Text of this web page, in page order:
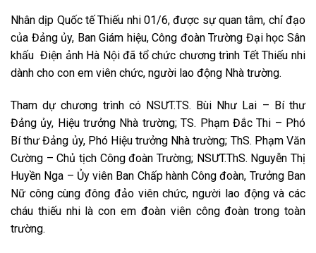
Nhân dịp Quốc tế Thiếu nhi 01/6, được sự quan tâm, chỉ đạo
của Đảng ủy, Ban Giám hiệu, Công đoàn Trường Đại học Sân
khấu Điện ảnh Hà Nội đã tổ chức chương trình Tết Thiếu nhi
dành cho con em viên chức, người lao động Nhà trường.
Tham dự chương trình có NSƯT.TS. Bùi Như Lai – Bí thư
Đảng ủy, Hiệu trưởng Nhà trường; TS. Phạm Đắc Thi – Phó
Bí thư Đảng ủy, Phó Hiệu trưởng Nhà trường; ThS. Phạm Văn
Cường – Chủ tịch Công đoàn Trường; NSƯT.ThS. Nguyễn Thị
Huyền Nga – Ủy viên Ban Chấp hành Công đoàn, Trưởng Ban
Nữ công cùng đông đảo viên chức, người lao động và các
cháu thiếu nhi là con em đoàn viên công đoàn trong toàn
trường.